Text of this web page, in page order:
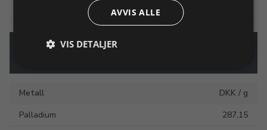
London Spotkurs
Metall
DKK / g
Palladium
287,15
AVVIS ALLE
VIS DETALJER